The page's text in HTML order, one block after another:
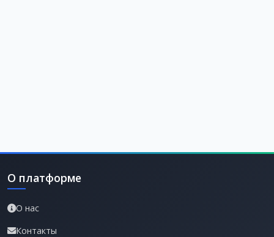
О платформе
О нас
Контакты